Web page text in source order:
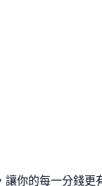
讓你的每一分錢更